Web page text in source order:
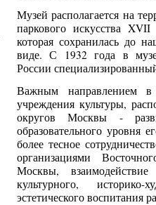
Музей располагается на
паркового искусства
которая сохранилась до
виде. С 1932 года в
России
Важным направлением в
учреждения культуры,
округов Москвы -
образовательного уровня
более тесное
организациями
Москвы,
культурного, историко-
эстетического воспитания